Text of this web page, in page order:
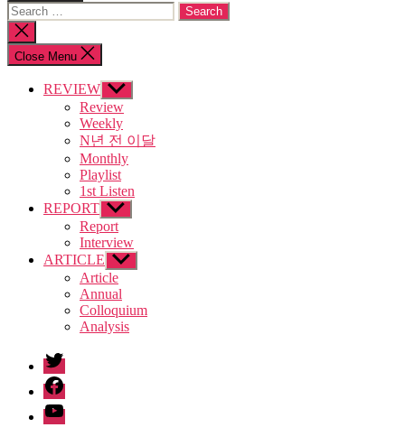
Search
for:
Close
search
Close Menu
REVIEW Show
sub
menu
Review
Weekly
N년 전 이달
Monthly
Playlist
1st Listen
REPORT Show
sub
menu
Report
Interview
ARTICLE Show
sub
menu
Article
Annual
Colloquium
Analysis
twitter
facebook
Youtube